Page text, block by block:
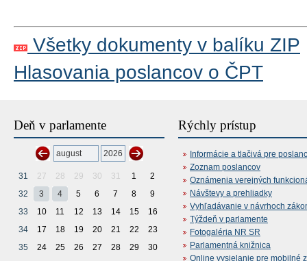
Všetky dokumenty v balíku ZIP
Hlasovania poslancov o ČPT
Deň v parlamente
31 27 28 29 30 31 1
2
32
3 4 5 6 7 8
9
33
10 11 12 13 14 15
16
34
17 18 19 20 21 22
23
35
24 25 26 27 28 29
30
Rýchly prístup
Informácie a tlačivá pre
Zoznam poslancov
Oznámenia verejných
Návštevy a prehliadky
Vyhľadávanie v návrhoch
Týždeň v parlamente
Fotogaléria NR SR
Parlamentná knižnica
Online vysielanie pre mobilné